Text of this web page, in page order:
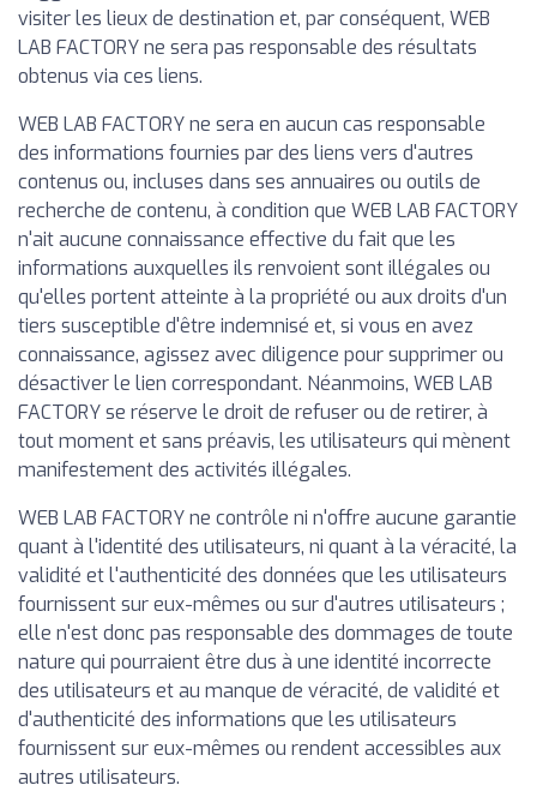
visiter les lieux de destination et, par conséquent, WEB
LAB FACTORY ne sera pas responsable des résultats
obtenus via ces liens.
WEB LAB FACTORY ne sera en aucun cas responsable
des informations fournies par des liens vers d'autres
contenus ou, incluses dans ses annuaires ou outils de
recherche de contenu, à condition que WEB LAB FACTORY
n'ait aucune connaissance effective du fait que les
informations auxquelles ils renvoient sont illégales ou
qu'elles portent atteinte à la propriété ou aux droits d'un
tiers susceptible d'être indemnisé et, si vous en avez
connaissance, agissez avec diligence pour supprimer ou
désactiver le lien correspondant. Néanmoins, WEB LAB
FACTORY se réserve le droit de refuser ou de retirer, à
tout moment et sans préavis, les utilisateurs qui mènent
manifestement des activités illégales.
WEB LAB FACTORY ne contrôle ni n'offre aucune garantie
quant à l'identité des utilisateurs, ni quant à la véracité, la
validité et l'authenticité des données que les utilisateurs
fournissent sur eux-mêmes ou sur d'autres utilisateurs ;
elle n'est donc pas responsable des dommages de toute
nature qui pourraient être dus à une identité incorrecte
des utilisateurs et au manque de véracité, de validité et
d'authenticité des informations que les utilisateurs
fournissent sur eux-mêmes ou rendent accessibles aux
autres utilisateurs.